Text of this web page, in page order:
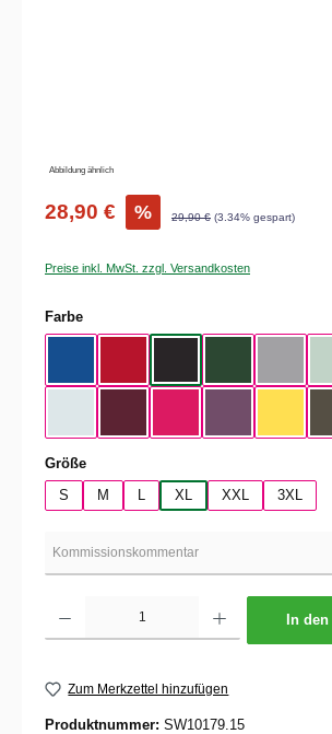
Abbildung ähnlich
28,90 € % 29,90 € (3.34% gespart)
Preise inkl. MwSt. zzgl. Versandkosten
Farbeauswählen
Größeauswählen
S
M XL XXL 3XL
In
Zum Merkzettel hinzufügen
Produktnummer: SW10179.15